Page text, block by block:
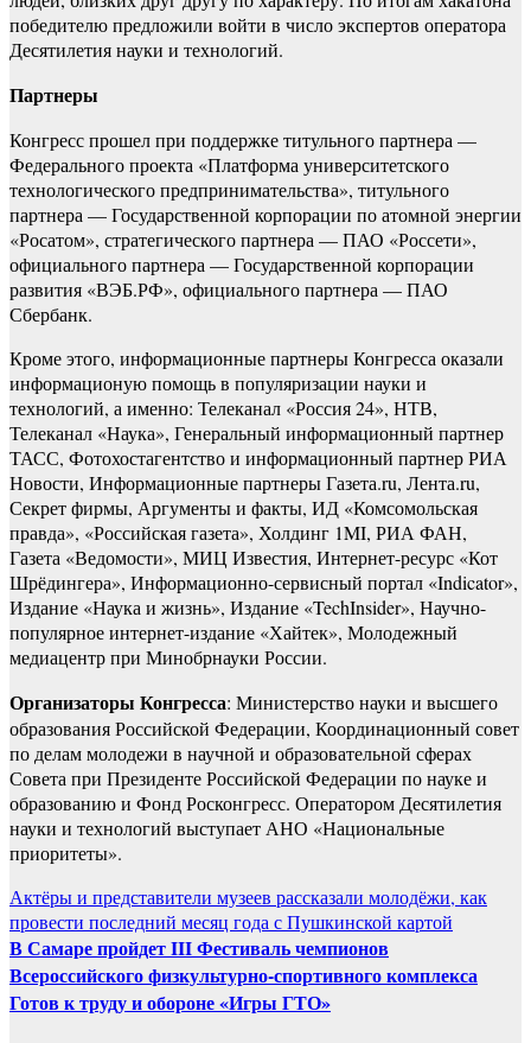
победителю предложили войти в число экспертов оператора
Десятилетия науки и технологий.
Партнеры
Конгресс прошел при поддержке титульного партнера —
Федерального проекта «Платформа университетского
технологического предпринимательства», титульного
партнера — Государственной корпорации по атомной энергии
«Росатом», стратегического партнера — ПАО «Россети»,
официального партнера — Государственной корпорации
развития «ВЭБ.РФ», официального партнера — ПАО
Сбербанк.
Кроме этого, информационные партнеры Конгресса оказали
информационую помощь в популяризации науки и
технологий, а именно: Телеканал «Россия 24», НТВ,
Телеканал «Наука», Генеральный информационный партнер
ТАСС, Фотохостагентство и информационный партнер РИА
Новости, Информационные партнеры Газета.ru, Лента.ru,
Секрет фирмы, Аргументы и факты, ИД «Комсомольская
правда», «Российская газета», Холдинг 1MI, РИА ФАН,
Газета «Ведомости», МИЦ Известия, Интернет-ресурс «Кот
Шрёдингера», Информационно-сервисный портал «Indicator»,
Издание «Наука и жизнь», Издание «TechInsider», Научно-
популярное интернет-издание «Хайтек», Молодежный
медиацентр при Минобрнауки России.
Организаторы Конгресса: Министерство науки и высшего
образования Российской Федерации, Координационный совет
по делам молодежи в научной и образовательной сферах
Совета при Президенте Российской Федерации по науке и
образованию и Фонд Росконгресс. Оператором Десятилетия
науки и технологий выступает АНО «Национальные
приоритеты».
Навигация
по
записям
Актёры и представители музеев рассказали молодёжи, как
провести последний месяц года с Пушкинской картой
В Самаре пройдет III Фестиваль чемпионов
Всероссийского физкультурно-спортивного комплекса
Готов к труду и обороне «Игры ГТО»